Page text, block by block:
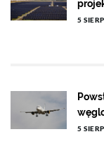
5
5